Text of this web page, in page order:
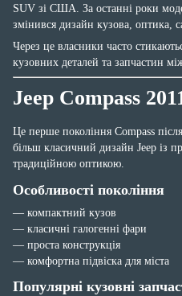
SUV зі США. За останні роки
змінився дизайн кузова, оптика,
Через це власники часто
кузовних деталей та запчастин
Jeep Compass
Це перше покоління Compass
більш класичний дизайн Jeep із
традиційною оптикою.
Особливості покоління
— компактний кузов
— класичні галогенні фари
— проста конструкція
— комфортна підвіска для міста
Популярні кузовні